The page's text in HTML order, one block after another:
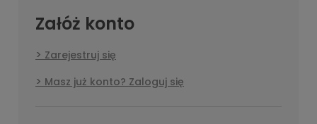
Załóż konto
Zarejestruj się
Masz już konto? Zaloguj się